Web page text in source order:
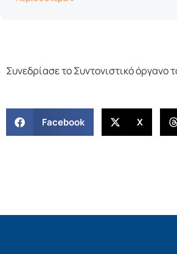
Συνεδρίασε το Συντονιστικό όργανο
Facebook X